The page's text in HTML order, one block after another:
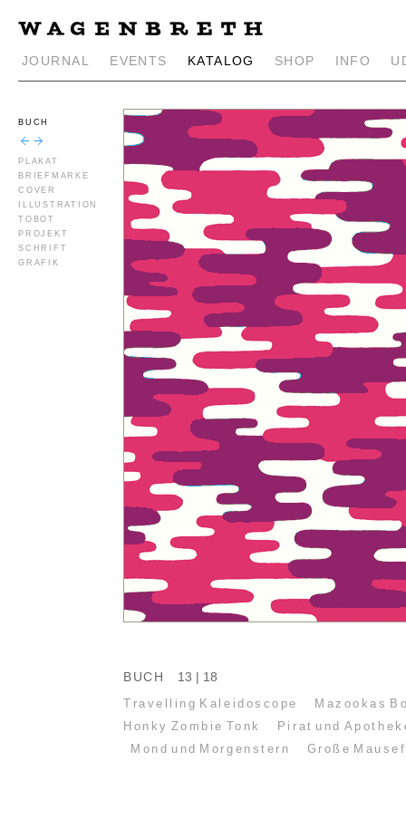
JOURNAL EVENTS KATALOG SHOP INFO
BUCH
PLAKAT
BRIEFMARKE
COVER
ILLUSTRATION
TOBOT
PROJEKT
SCHRIFT
GRAFIK
BUCH 13 | 18
Travelling Kaleidoscope
Mazookas
Honky Zombie Tonk
Pirat und
Mond und Morgenstern
Große